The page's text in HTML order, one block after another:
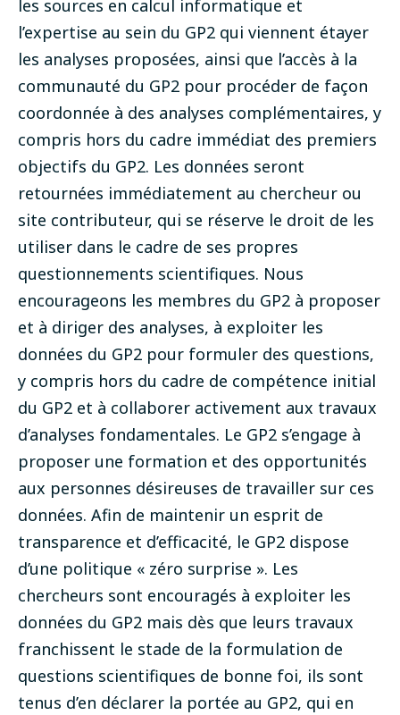
les sources en calcul informatique et
l’expertise au sein du GP2 qui viennent étayer
les analyses proposées, ainsi que l’accès à la
communauté du GP2 pour procéder de façon
coordonnée à des analyses complémentaires, y
compris hors du cadre immédiat des premiers
objectifs du GP2. Les données seront
retournées immédiatement au chercheur ou
site contributeur, qui se réserve le droit de les
utiliser dans le cadre de ses propres
questionnements scientifiques. Nous
encourageons les membres du GP2 à proposer
et à diriger des analyses, à exploiter les
données du GP2 pour formuler des questions,
y compris hors du cadre de compétence initial
du GP2 et à collaborer activement aux travaux
d’analyses fondamentales. Le GP2 s’engage à
proposer une formation et des opportunités
aux personnes désireuses de travailler sur ces
données. Afin de maintenir un esprit de
transparence et d’efficacité, le GP2 dispose
d’une politique « zéro surprise ». Les
chercheurs sont encouragés à exploiter les
données du GP2 mais dès que leurs travaux
franchissent le stade de la formulation de
questions scientifiques de bonne foi, ils sont
tenus d’en déclarer la portée au GP2, qui en